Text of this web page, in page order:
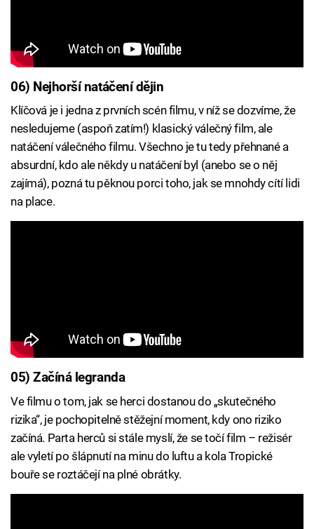
06) Nejhorší natáčení dějin
Klíčová je i jedna z prvních scén filmu, v níž se dozvíme, že
nesledujeme (aspoň zatím!) klasický válečný film, ale
natáčení válečného filmu. Všechno je tu tedy přehnané a
absurdní, kdo ale někdy u natáčení byl (anebo se o něj
zajímá), pozná tu pěknou porci toho, jak se mnohdy cítí lidi
na place.
05) Začíná legranda
Ve filmu o tom, jak se herci dostanou do „skutečného
rizika“, je pochopitelně stěžejní moment, kdy ono riziko
začíná. Parta herců si stále myslí, že se točí film – režisér
ale vyletí po šlápnutí na minu do luftu a kola Tropické
bouře se roztáčejí na plné obrátky.